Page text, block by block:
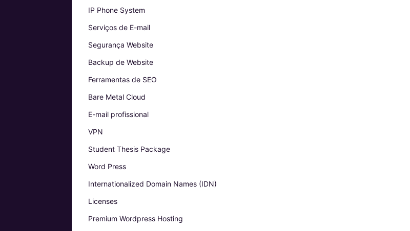
IP Phone System
Serviços de E-mail
Segurança Website
Backup de Website
Ferramentas de SEO
Bare Metal Cloud
E-mail profissional
VPN
Student Thesis Package
Word Press
Internationalized Domain Names (IDN)
Licenses
Premium Wordpress Hosting